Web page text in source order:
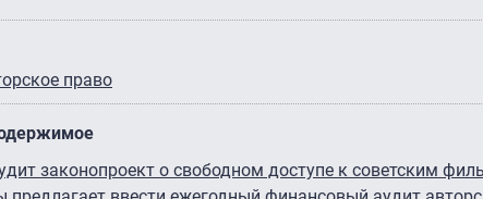
право
законопроект о свободном доступе к советским